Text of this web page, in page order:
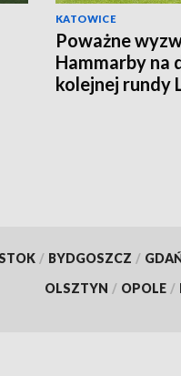
KATOWICE
Poważne
Hammarby na
kolejnej rundy
/ BYDGOSZCZ /
OLSZTYN / OPOLE /